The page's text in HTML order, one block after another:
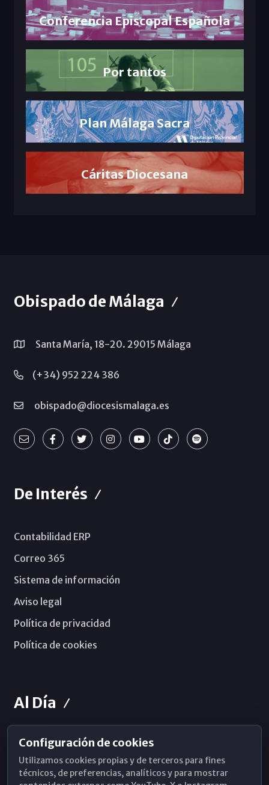
Conferencia Episcopal Española
Por tantos
Plan Málaga Sacra
Cáritas Diocesana
Obispado de Málaga
Santa María, 18-20. 29015 Málaga
(+34) 952 224 386
obispado@diocesismalaga.es
De Interés
Contabilidad ERP
Correo 365
Sistema de información
Aviso legal
Política de privacidad
Política de cookies
Al Día
Horarios de Misa
Hemeroteca
Configuración de cookies
Utilizamos cookies propias y de terceros para fines
técnicos, de preferencias, analíticos y para mostrar